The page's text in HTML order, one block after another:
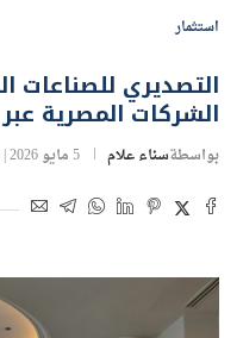
استثمار
التصديري للصناعات
الشركات المصرية عبر
بواسطةسناء علام 5 مايو 2026 | 2:36 م